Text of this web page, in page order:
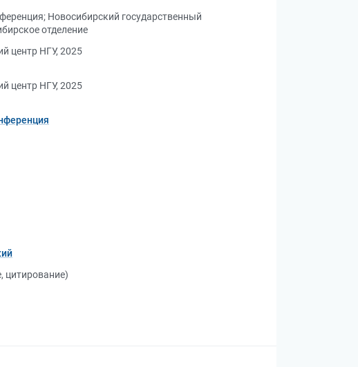
; Новосибирский государственный
отделение
центр НГУ, 2025
центр НГУ, 2025
цитирование)